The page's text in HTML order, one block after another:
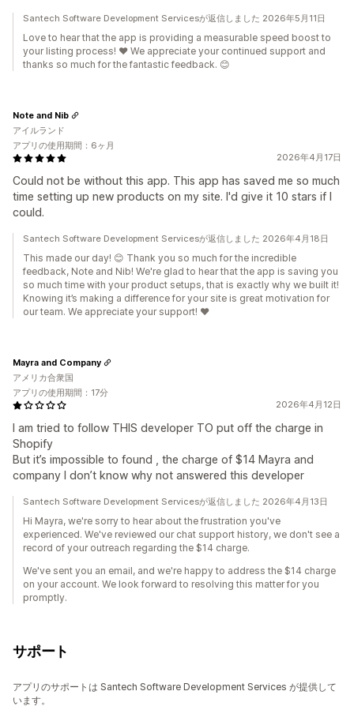
Santech Software Development Servicesが返信しました 2026年5月11日
Love to hear that the app is providing a measurable speed boost to
your listing process! ❤️ We appreciate your continued support and
thanks so much for the fantastic feedback. 😊
2026年4月17日
Could not be without this app. This app has saved me so much
time setting up new products on my site. I'd give it 10 stars if I
could.
Note and Nib
アイルランド
アプリの使用期間：6ヶ月
Santech Software Development Servicesが返信しました 2026年4月18日
This made our day! 😊 Thank you so much for the incredible
feedback, Note and Nib! We're glad to hear that the app is saving you
so much time with your product setups, that is exactly why we built it!
Knowing it’s making a difference for your site is great motivation for
our team. We appreciate your support! ❤️
2026年4月12日
I am tried to follow THIS developer TO put off the charge in
Shopify
But it’s impossible to found , the charge of $14 Mayra and
company I don’t know why not answered this developer
Mayra and Company
アメリカ合衆国
アプリの使用期間：17分
Santech Software Development Servicesが返信しました 2026年4月13日
Hi Mayra, we're sorry to hear about the frustration you've
experienced. We've reviewed our chat support history, we don't see a
record of your outreach regarding the $14 charge.
We've sent you an email, and we're happy to address the $14 charge
on your account. We look forward to resolving this matter for you
promptly.
サポート
アプリのサポートは Santech Software Development Services が提供して
います。